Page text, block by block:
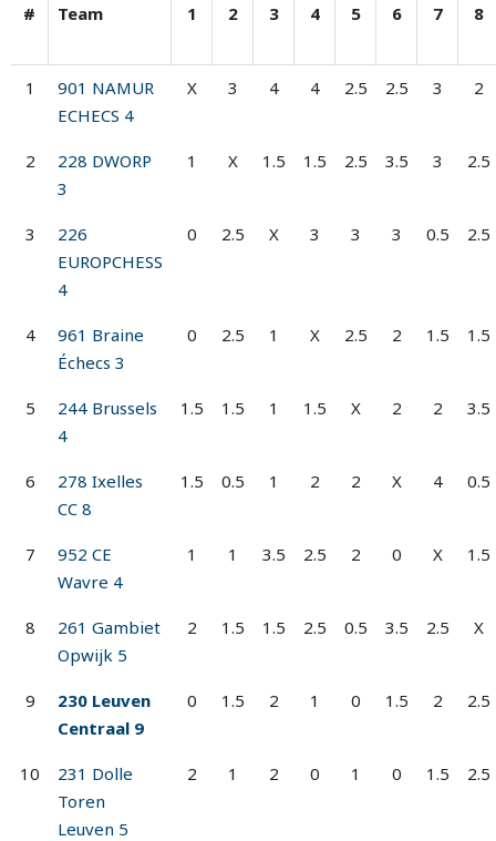
# Team 1 2 3 4 5 6 7 8
1
901 NAMUR
ECHECS 4
X 3 4 4 2.5 2.5 3 2
2
228 DWORP
3
1 X 1.5 1.5 2.5 3.5 3 2.5
3
226
EUROPCHESS
4
0 2.5 X 3 3 3 0.5 2.5
4
961 Braine
Échecs 3
0 2.5 1 X 2.5 2 1.5 1.5
5
244 Brussels
4
1.5 1.5 1 1.5 X 2 2 3.5
6
278 Ixelles
CC 8
1.5 0.5 1 2 2 X 4 0.5
7
952 CE
Wavre 4
1 1 3.5 2.5 2 0 X 1.5
8
261 Gambiet
Opwijk 5
2 1.5 1.5 2.5 0.5 3.5 2.5 X
9
230 Leuven
Centraal 9
0 1.5 2 1 0 1.5 2 2.5
10
231 Dolle
Toren
Leuven 5
2 1 2 0 1 0 1.5 2.5